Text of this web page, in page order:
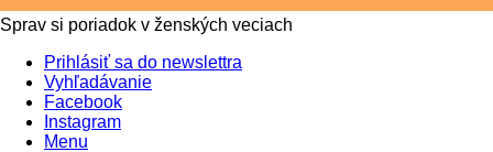
Sprav si poriadok v ženských veciach
Prihlásiť sa do newslettra
Vyhľadávanie
Facebook
Instagram
Menu